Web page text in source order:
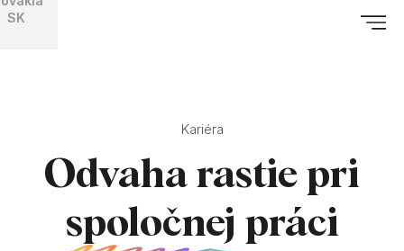
SK
Kariéra
Odvaha rastie pri
spoločnej práci